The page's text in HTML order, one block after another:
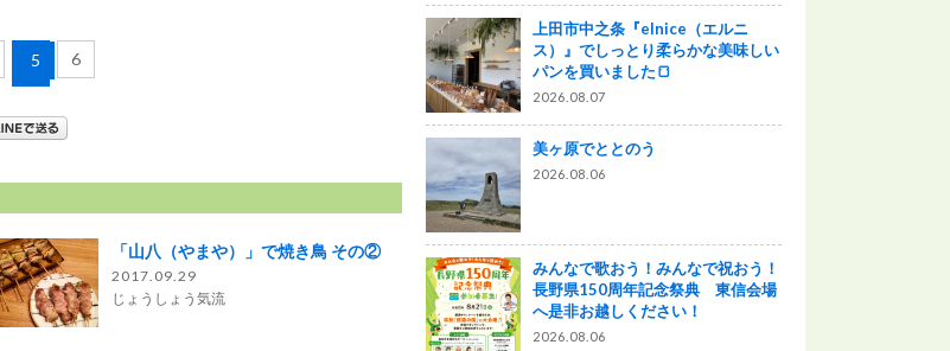
5 6
「山八（やまや）」で焼き鳥 その②
2017.09.29
じょうしょう気流
上田市中之条『elnice（エルニ
ス）』でしっとり柔らかな美味しい
パンを買いました🍞
2026.08.07
美ヶ原でととのう
2026.08.06
みんなで歌おう！みんなで祝おう！
長野県150周年記念祭典 東信会場
へ是非お越しください！
2026.08.06